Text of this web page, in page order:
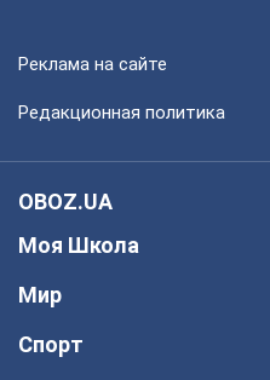
Реклама на сайте
Редакционная политика
OBOZ.UA
Моя Школа
Мир
Спорт